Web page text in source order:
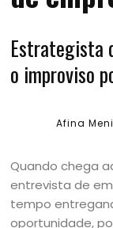
Estrategista
o improviso
Afina
Quando chega
entrevista de
tempo
oportunidade,